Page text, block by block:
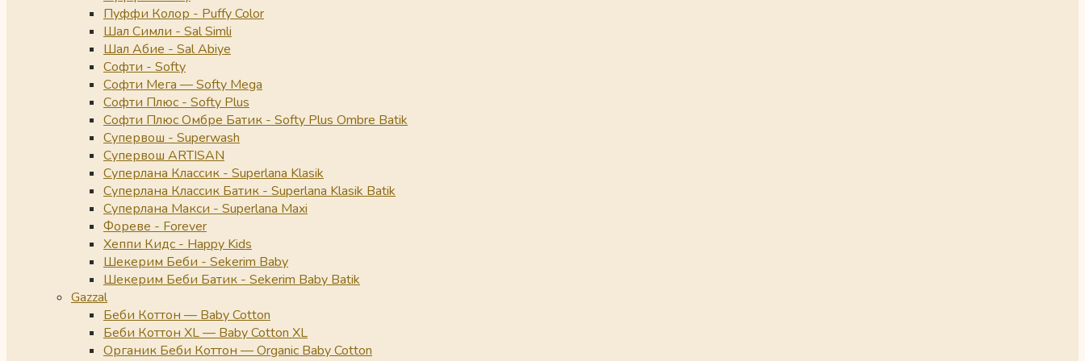
Пуффи Колор - Puffy Color
Шал Симли - Sal Simli
Шал Абие - Sal Abiye
Софти - Softy
Софти Мега — Softy Mega
Софти Плюс - Softy Plus
Софти Плюс Омбре Батик - Softy Plus Ombre Batik
Супервош - Superwash
Супервош ARTISAN
Суперлана Классик - Superlana Klasik
Суперлана Классик Батик - Superlana Klasik Batik
Суперлана Макси - Superlana Maxi
Фореве - Forever
Хеппи Кидс - Happy Kids
Шекерим Беби - Sekerim Baby
Шекерим Беби Батик - Sekerim Baby Batik
Gazzal
Беби Коттон — Baby Cotton
Беби Коттон XL — Baby Cotton XL
Органик Беби Коттон — Organic Baby Cotton